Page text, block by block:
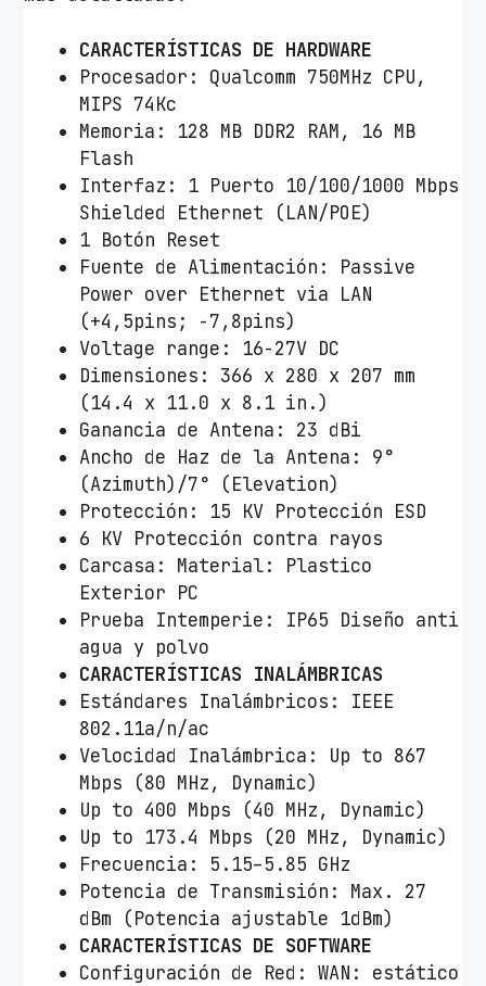
CARACTERÍSTICAS DE HARDWARE
Procesador: Qualcomm 750MHz CPU,
MIPS 74Kc
Memoria: 128 MB DDR2 RAM, 16 MB
Flash
Interfaz: 1 Puerto 10/100/1000 Mbps
Shielded Ethernet (LAN/POE)
1 Botón Reset
Fuente de Alimentación: Passive
Power over Ethernet via LAN
(+4,5pins; -7,8pins)
Voltage range: 16-27V DC
Dimensiones: 366 x 280 x 207 mm
(14.4 x 11.0 x 8.1 in.)
Ganancia de Antena: 23 dBi
Ancho de Haz de la Antena: 9°
(Azimuth)/7° (Elevation)
Protección: 15 KV Protección ESD
6 KV Protección contra rayos
Carcasa: Material: Plastico
Exterior PC
Prueba Intemperie: IP65 Diseño anti
agua y polvo
CARACTERÍSTICAS INALÁMBRICAS
Estándares Inalámbricos: IEEE
802.11a/n/ac
Velocidad Inalámbrica: Up to 867
Mbps (80 MHz, Dynamic)
Up to 400 Mbps (40 MHz, Dynamic)
Up to 173.4 Mbps (20 MHz, Dynamic)
Frecuencia: 5.15–5.85 GHz
Potencia de Transmisión: Max. 27
dBm (Potencia ajustable 1dBm)
CARACTERÍSTICAS DE SOFTWARE
Configuración de Red: WAN: estático